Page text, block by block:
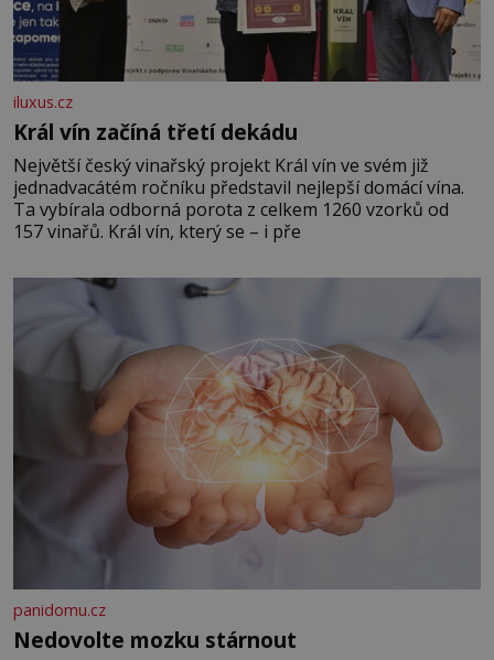
iluxus.cz
Král vín začíná třetí dekádu
Největší český vinařský projekt Král vín ve svém již
jednadvacátém ročníku představil nejlepší domácí vína.
Ta vybírala odborná porota z celkem 1260 vzorků od
157 vinařů. Král vín, který se – i pře
panidomu.cz
Nedovolte mozku stárnout